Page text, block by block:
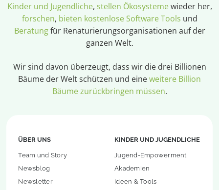
Kinder und Jugendliche, stellen Ökosystemewieder her,
forschen, bieten kostenlose Software Tools und
Beratungfür Renaturierungsorganisationen auf der
ganzen Welt.
Wir sind davon überzeugt, dass wir die drei Billionen
Bäume der Welt schützen und eineweitere Billion
Bäume zurückbringen müssen.
ÜBER UNS
Team und Story
Newsblog
Newsletter
KINDER UND JUGENDLICHE
Jugend-Empowerment
Akademien
Ideen & Tools